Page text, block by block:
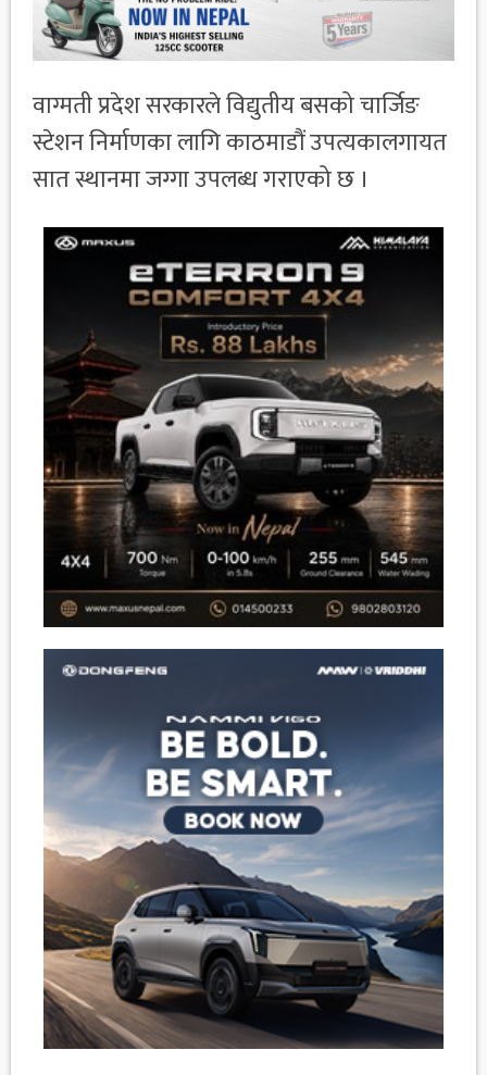
वाग्मती प्रदेश सरकारले विद्युतीय बसको चार्जिङ
स्टेशन निर्माणका लागि काठमाडौं उपत्यकालगायत
सात स्थानमा जग्गा उपलब्ध गराएको छ ।